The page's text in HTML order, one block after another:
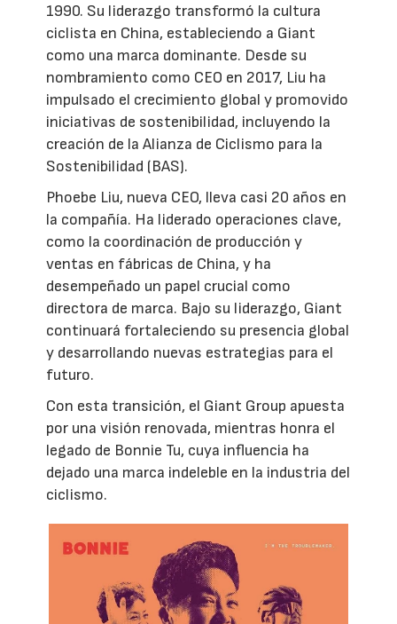
1990. Su liderazgo transformó la cultura
ciclista en China, estableciendo a Giant
como una marca dominante. Desde su
nombramiento como CEO en 2017, Liu ha
impulsado el crecimiento global y promovido
iniciativas de sostenibilidad, incluyendo la
creación de la Alianza de Ciclismo para la
Sostenibilidad (BAS).
Phoebe Liu, nueva CEO, lleva casi 20 años en
la compañía. Ha liderado operaciones clave,
como la coordinación de producción y
ventas en fábricas de China, y ha
desempeñado un papel crucial como
directora de marca. Bajo su liderazgo, Giant
continuará fortaleciendo su presencia global
y desarrollando nuevas estrategias para el
futuro.
Con esta transición, el Giant Group apuesta
por una visión renovada, mientras honra el
legado de Bonnie Tu, cuya influencia ha
dejado una marca indeleble en la industria del
ciclismo.